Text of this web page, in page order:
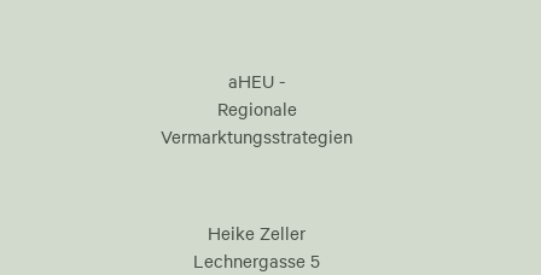
aHEU -
Regionale
Vermarktungsstrategien
Heike Zeller
Lechnergasse 5